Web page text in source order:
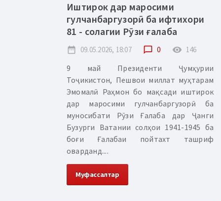
Иштирок дар маросими
гулчанбаргузорӣ ба ифтихори
81 - солагии Рӯзи ғалаба
date_range 09.05.2026, 18:07 chat_bubble_outline 0 remove_red_eye 146
9 май Президенти Ҷумҳурии
Тоҷикистон, Пешвои миллат муҳтарам
Эмомалӣ Раҳмон бо мақсади иштирок
дар маросими гулчанбаргузорӣ ба
муносибати Рӯзи Ғалаба дар Ҷанги
Бузурги Ватании солҳои 1941-1945 ба
боғи Ғалабаи пойтахт ташриф
оварданд....
Муфассалтар